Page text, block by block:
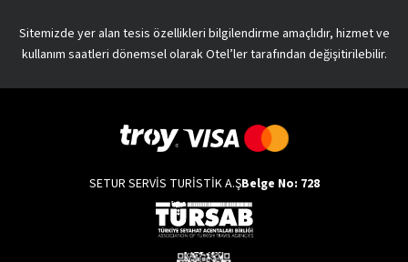
Sitemizde yer alan tesis özellikleri bilgilendirme amaçlıdır, hizmet ve
kullanım saatleri dönemsel olarak Otel’ler tarafından değişitirilebilir.
SETUR SERVİS TURİSTİK A.ŞBelge No: 728